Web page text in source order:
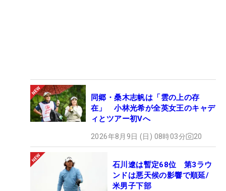
同郷・桑木志帆は「雲の上の存
在」 小林光希が全英女王のキャデ
ィとツアー初Vへ
2026年8月9日 (日) 08時03分 20
石川遼は暫定68位 第3ラウ
ンドは悪天候の影響で順延/
米男子下部